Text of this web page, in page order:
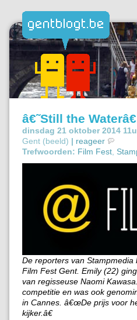
â€˜Still the
dinsdag 21 oktober 2014
Gent (beeld) | reageer
Trefwoorden: Film Fest
De reporters van
Film Fest Gent. Emily (22)
van regisseuse Naomi
competitie en was ook
in Cannes. â€œDe prijs voor
kijker.â€